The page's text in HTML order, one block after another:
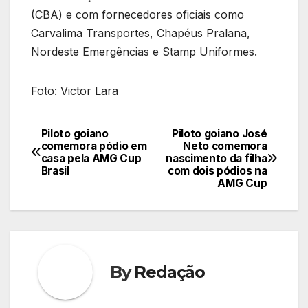
(CBA) e com fornecedores oficiais como
Carvalima Transportes, Chapéus Pralana,
Nordeste Emergências e Stamp Uniformes.
Foto: Victor Lara
Navegação
de
Piloto goiano José
Neto comemora
nascimento da filha
com dois pódios na
AMG Cup
Piloto goiano
comemora pódio em
casa pela AMG Cup
Brasil
ByRedação